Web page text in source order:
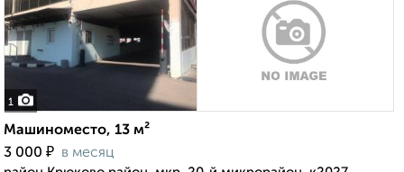
1
Машиноместо, 13 м²
3 000 ₽ в месяц